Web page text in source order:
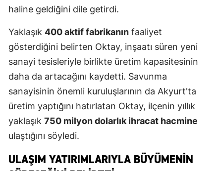
haline geldiğini dile getirdi.
Yaklaşık 400 aktif fabrikanın faaliyet
gösterdiğini belirten Oktay, inşaatı süren yeni
sanayi tesisleriyle birlikte üretim kapasitesinin
daha da artacağını kaydetti. Savunma
sanayisinin önemli kuruluşlarının da Akyurt'ta
üretim yaptığını hatırlatan Oktay, ilçenin yıllık
yaklaşık 750 milyon dolarlık ihracat hacmine
ulaştığını söyledi.
ULAŞIM YATIRIMLARIYLA BÜYÜMENIN